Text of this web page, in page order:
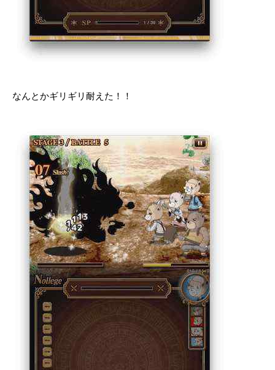
なんとかギリギリ耐えた！！